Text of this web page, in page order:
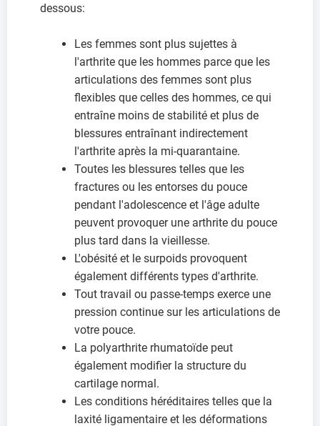
dessous:
Les femmes sont plus sujettes à
l'arthrite que les hommes parce que les
articulations des femmes sont plus
flexibles que celles des hommes, ce qui
entraîne moins de stabilité et plus de
blessures entraînant indirectement
l'arthrite après la mi-quarantaine.
Toutes les blessures telles que les
fractures ou les entorses du pouce
pendant l'adolescence et l'âge adulte
peuvent provoquer une arthrite du pouce
plus tard dans la vieillesse.
L'obésité et le surpoids provoquent
également différents types d'arthrite.
Tout travail ou passe-temps exerce une
pression continue sur les articulations de
votre pouce.
La polyarthrite rhumatoïde peut
également modifier la structure du
cartilage normal.
Les conditions héréditaires telles que la
laxité ligamentaire et les déformations